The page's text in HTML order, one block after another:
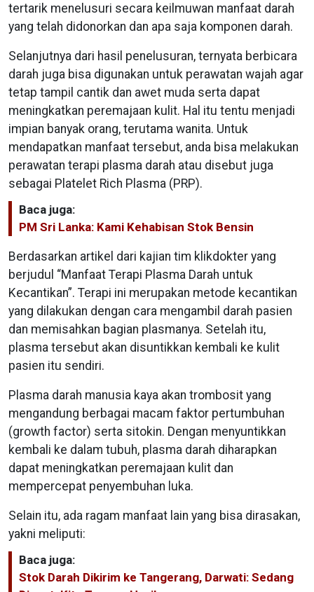
tertarik menelusuri secara keilmuwan manfaat darah
yang telah didonorkan dan apa saja komponen darah.
Selanjutnya dari hasil penelusuran, ternyata berbicara
darah juga bisa digunakan untuk perawatan wajah agar
tetap tampil cantik dan awet muda serta dapat
meningkatkan peremajaan kulit. Hal itu tentu menjadi
impian banyak orang, terutama wanita. Untuk
mendapatkan manfaat tersebut, anda bisa melakukan
perawatan terapi plasma darah atau disebut juga
sebagai Platelet Rich Plasma (PRP).
Baca juga:
PM Sri Lanka: Kami Kehabisan Stok Bensin
Berdasarkan artikel dari kajian tim klikdokter yang
berjudul “Manfaat Terapi Plasma Darah untuk
Kecantikan”. Terapi ini merupakan metode kecantikan
yang dilakukan dengan cara mengambil darah pasien
dan memisahkan bagian plasmanya. Setelah itu,
plasma tersebut akan disuntikkan kembali ke kulit
pasien itu sendiri.
Plasma darah manusia kaya akan trombosit yang
mengandung berbagai macam faktor pertumbuhan
(growth factor) serta sitokin. Dengan menyuntikkan
kembali ke dalam tubuh, plasma darah diharapkan
dapat meningkatkan peremajaan kulit dan
mempercepat penyembuhan luka.
Selain itu, ada ragam manfaat lain yang bisa dirasakan,
yakni meliputi:
Baca juga:
Stok Darah Dikirim ke Tangerang, Darwati: Sedang